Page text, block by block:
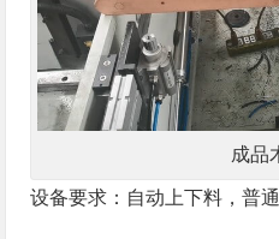
成品
设备要求：自动上下料，普